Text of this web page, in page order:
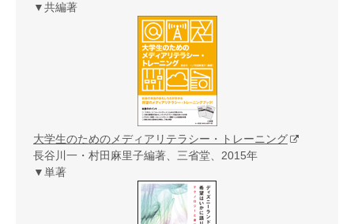
▼共編著
大学生のためのメディアリテラシー・トレーニング
長谷川一・村田麻里子編著、三省堂、2015年
▼単著